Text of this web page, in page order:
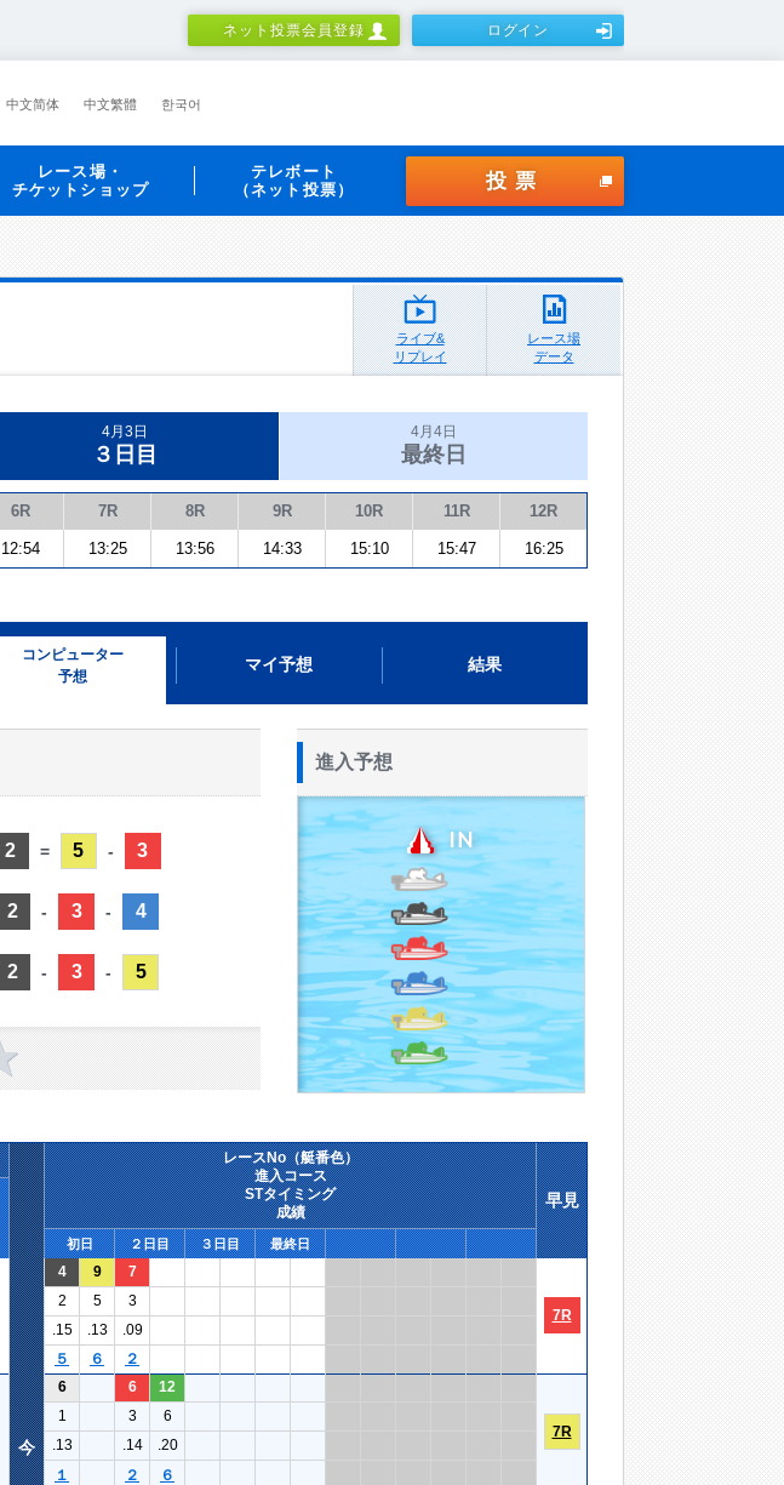
ネット投票会員登録 ログイン
中文简体 中文繁體 한국어
レース場・
チケットショップ
テレボート
（ネット投票）
投票
ライブ&
リプレイ
レース場
データ
4月3日
３日目
4月4日
最終日
6R 7R 8R 9R 10R 11R 12R
12:54 13:25 13:56 14:33 15:10 15:47 16:25
コンピューター
予想
マイ予想 結果
2 = 5 - 3
2 - 3 - 4
2 - 3 - 5
進入予想
レースNo（艇番色）
進入コース
STタイミング
成績
早見
初日 ２日目 ３日目 最終日
4 9 7
7R
2 5
3
.15
.13
.09
５
６ ２
6 6 12
7R
1 3
6
.13
.14
.20
１
２ ６
今